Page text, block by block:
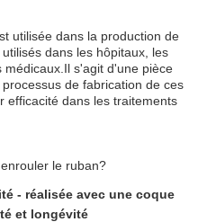
utilisée dans la production de
dans les hôpitaux, les
s'agit d'une pièce
de fabrication de ces
efficacité dans les traitements
le ruban?
- réalisée avec une coque
et longévité